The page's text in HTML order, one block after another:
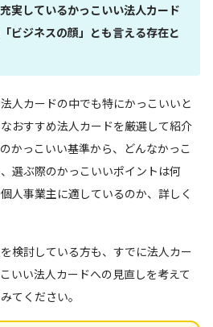
実しているかっこいい法人カード
ビジネスの顔」とも言える存在と
人カードの中でも特にかっこいいと
おすすめ法人カードを厳選して紹介
かっこいい基準から、どんなかっこ
選ぶ際のかっこいいポイントは何
人事業主に適しているのか、詳しく
検討している方も、すでに法人カー
いい法人カードへの見直しを考えて
てください。